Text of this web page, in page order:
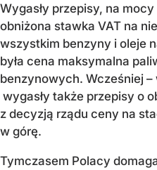
Wygasły przepisy, na
obniżona stawka VAT na
wszystkim benzyny i oleje
była cena maksymalna
benzynowych. Wcześniej –
wygasły także przepisy o
z decyzją rządu ceny na
w górę.
Tymczasem Polacy